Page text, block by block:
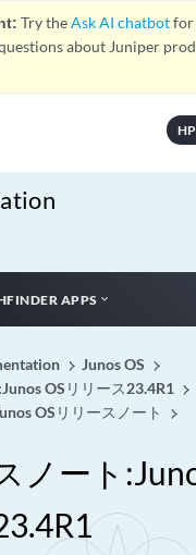
Try theAsk AI chatbotfor
about Juniper
APPS
Junos OS
OSリリース23.4R1
OSリリースノート
ノート